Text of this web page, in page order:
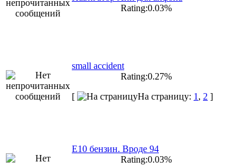
Rating:0.03%
small accident
Rating:0.27%
[
На страницу: 1 , 2 ]
E10 бензин. Вроде 94
Rating:0.03%